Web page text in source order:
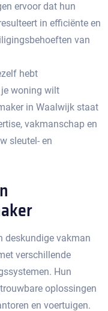
ervoor dat hun
in efficiënte en
van
hebt
woning wilt
in Waalwijk staat
vakmanschap en
sleutel- en
deskundige vakman
verschillende
Hun
oplossingen
en voertuigen.